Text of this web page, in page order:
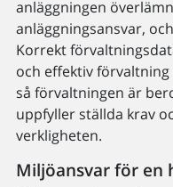
anläggningen
anläggningsansvar,
Korrekt
och effektiv
så förvaltningen är
uppfyller ställda krav
verkligheten.
Miljöansvar för en